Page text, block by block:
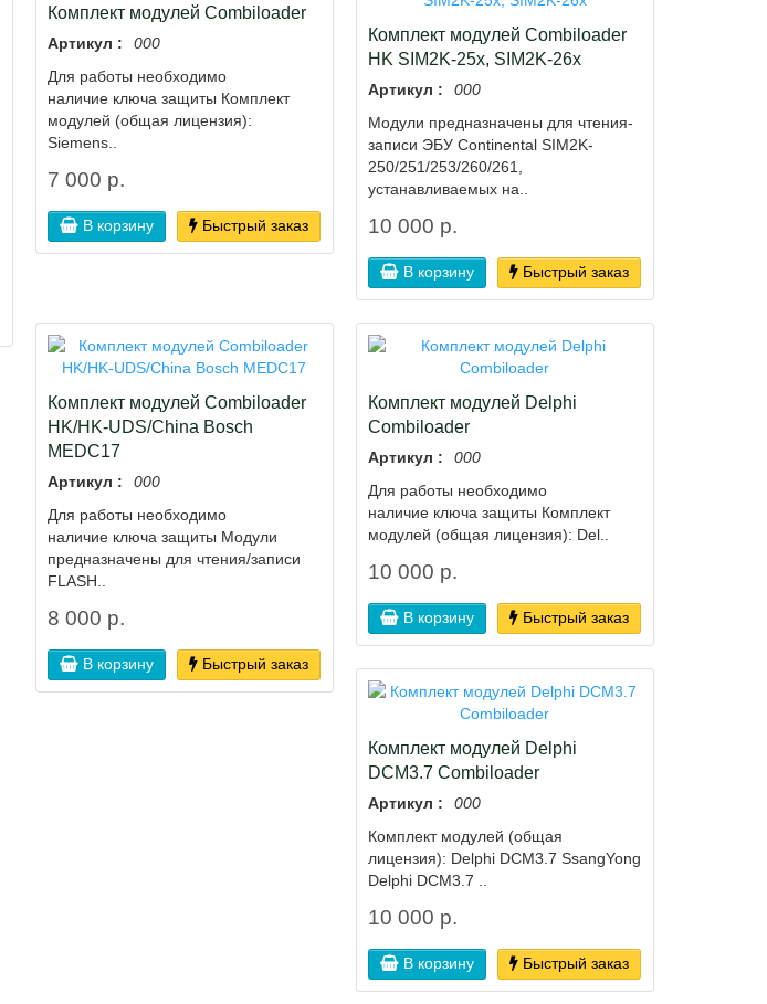
Комплект модулей Combiloader
Артикул :
000
Для работы необходимо
наличие ключа защиты Комплект
модулей (общая лицензия):
Siemens..
7 000 р.
В корзину Быстрый заказ
Комплект модулей Combiloader
HK SIM2K-25x, SIM2K-26x
Артикул :
000
Модули предназначены для чтения-
записи ЭБУ Continental SIM2K-
250/251/253/260/261,
устанавливаемых на..
10 000 р.
В корзину Быстрый заказ
Комплект модулей Combiloader
HK/HK-UDS/China Bosch
MEDC17
Артикул :
000
Для работы необходимо
наличие ключа защиты Модули
предназначены для чтения/записи
FLASH..
8 000 р.
В корзину Быстрый заказ
Комплект модулей Delphi
Combiloader
Артикул :
000
Для работы необходимо
наличие ключа защиты Комплект
модулей (общая лицензия): Del..
10 000 р.
В корзину Быстрый заказ
Комплект модулей Delphi
DCM3.7 Combiloader
Артикул :
000
Комплект модулей (общая
лицензия): Delphi DCM3.7 SsangYong
Delphi DCM3.7 ..
10 000 р.
В корзину Быстрый заказ